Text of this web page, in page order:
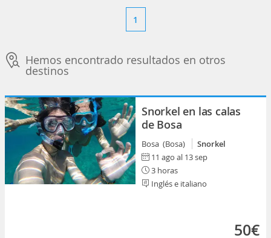
1
Hemos encontrado resultados en otros
destinos
Snorkel en las calas
de Bosa
Bosa (Bosa)
Snorkel
11 ago al 13 sep
3 horas
Inglés e italiano
50€